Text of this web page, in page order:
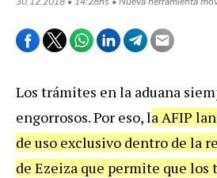
Los trámites en la aduana
engorrosos. Por eso, la AFIP
de uso exclusivo dentro de la
de Ezeiza que permite que los